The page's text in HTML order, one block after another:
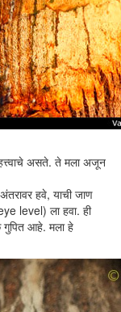
असते. ते मला अजून
हवे, याची जाण
level) ला हवा. ही
गुपित आहे. मला हे